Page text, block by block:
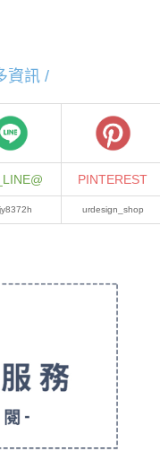
資訊 /
PINTEREST
urdesign_shop